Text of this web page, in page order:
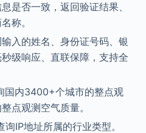
是否一致，返回验证结果、
称。
入的姓名、身份证号码、银
级响应、直联保障，支持全
国内3400+个城市的整点观
点观测空气质量。
询IP地址所属的行业类型。